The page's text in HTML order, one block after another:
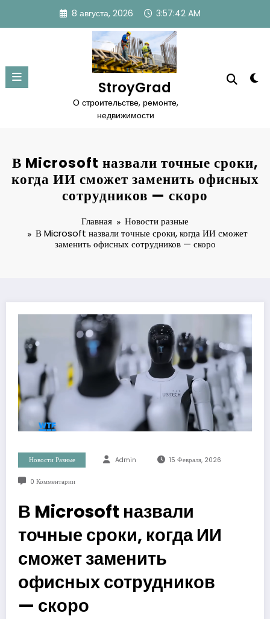
содержимому
8 августа, 2026 3:57:43 AM
StroyGrad
О строительстве, ремонте,
недвижимости
В Microsoft назвали точные сроки,
когда ИИ сможет заменить офисных
сотрудников — скоро
Главная
Новости разные
В Microsoft назвали точные сроки, когда ИИ сможет
заменить офисных сотрудников — скоро
Новости Разные Admin 15 Февраля, 2026
0 Комментарии
В Microsoft назвали
точные сроки, когда ИИ
сможет заменить
офисных сотрудников
— скоро